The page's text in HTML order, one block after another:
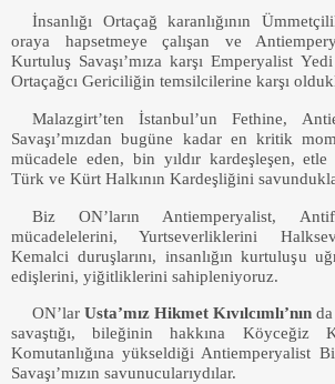
İnsanlığı Ortaçağ karanlığının
oraya hapsetmeye çalışan ve
Kurtuluş Savaşı’mıza karşı Emperyalist
Ortaçağcı Gericiliğin temsilcilerine karşı
Malazgirt’ten İstanbul’un Fethine,
Savaşı’mızdan bugüne kadar en kritik
mücadele eden, bin yıldır kardeşleşen,
Türk ve Kürt Halkının Kardeşliğini
Biz ON’ların Antiemperyalist,
mücadelelerini, Yurtseverliklerini
Kemalci duruşlarını, insanlığın kurtuluşu
edişlerini, yiğitliklerini sahipleniyoruz.
ON’lar Usta’mız Hikmet Kıvılcımlı’nında
savaştığı, bileğinin hakkına Köyceğiz
Komutanlığına yükseldiği Antiemperyalist
Savaşı’mızın savunucularıydılar.